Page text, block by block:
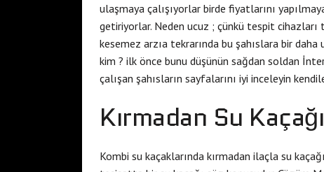
ulaşmaya çalışıyorlar birde fiyatlarını
getiriyorlar. Neden ucuz ; çünkü tespit
kesemez arzıa tekrarında bu şahıslara bir daha
kim ? ilk önce bunu düşünün sağdan soldan
çalışan şahısların sayfalarını iyi inceleyin
Kırmadan Su
Kombi su kaçaklarında kırmadan ilaçla su